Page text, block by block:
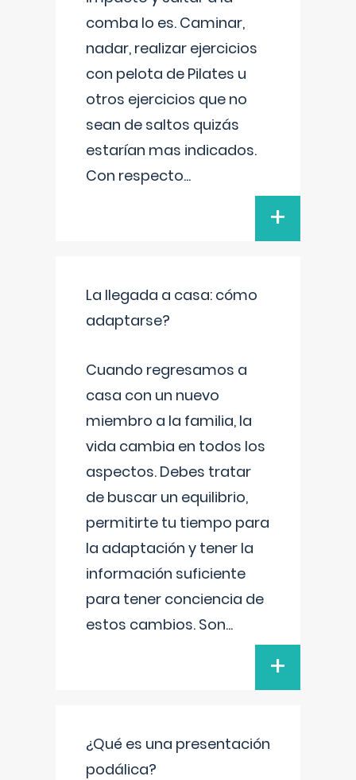
comba lo es. Caminar,
nadar, realizar ejercicios
con pelota de Pilates u
otros ejercicios que no
sean de saltos quizás
estarían mas indicados.
Con respecto...
+
La llegada a casa: cómo
adaptarse?
Cuando regresamos a
casa con un nuevo
miembro a la familia, la
vida cambia en todos los
aspectos. Debes tratar
de buscar un equilibrio,
permitirte tu tiempo para
la adaptación y tener la
información suficiente
para tener conciencia de
estos cambios. Son...
+
¿Qué es una presentación
podálica?